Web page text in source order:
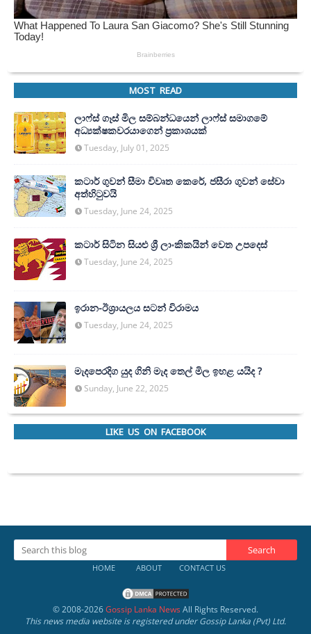
MOST READ
ලාෆ්ස් ගෑස් මිල සම්බන්ධයෙන් ලාෆ්ස් සමාගමේ
අධ්‍යක්ෂකවරයාගෙන් ප්‍රකාශයක්
Tuesday, July 01, 2025
කටාර් ගුවන් සීමා විවෘත කෙරේ, ජසීරා ගුවන් සේවා
අත්හි‍ටුවයි
Tuesday, June 24, 2025
කටාර් සිටින සියළු ශ්‍රී ලාංකිකයින් වෙත උපදෙස්
Tuesday, June 24, 2025
ඉරාන-ඊශ්‍රායලය සටන් විරාමය
Tuesday, June 24, 2025
මැදපෙරදිග යුද ගිනි මැද තෙල් මිල ඉහළ යයිද ?
Sunday, June 22, 2025
LIKE US ON FACEBOOK
HOME ABOUT CONTACT US
© 2008-2026Gossip Lanka NewsAll Rights Reserved.
This news media website is registered under Gossip Lanka (Pvt) Ltd.